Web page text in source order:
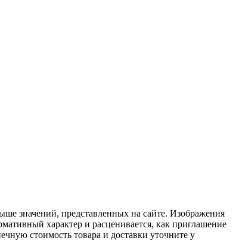
значений, представленных на сайте. Изображения
характер и расценивается, как приглашение
стоимость товара и доставки уточните у